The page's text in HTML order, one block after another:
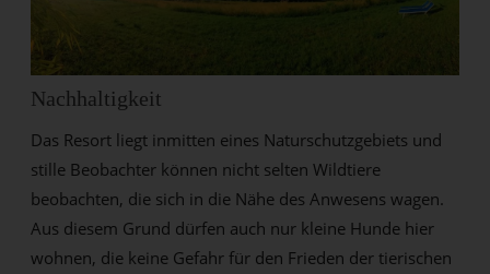
Nachhaltigkeit
Das Resort liegt inmitten eines Naturschutzgebiets und
stille Beobachter können nicht selten Wildtiere
beobachten, die sich in die Nähe des Anwesens wagen.
Aus diesem Grund dürfen auch nur kleine Hunde hier
wohnen, die keine Gefahr für den Frieden der tierischen